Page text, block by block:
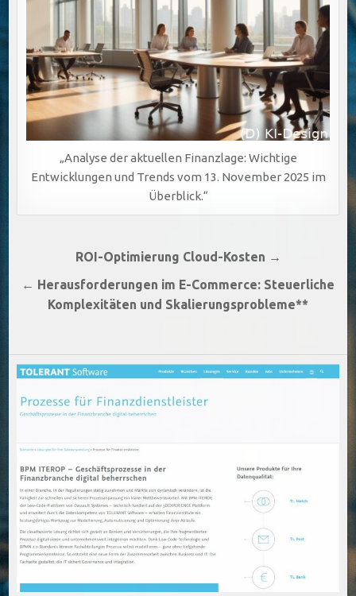
„Analyse der aktuellen Finanzlage: Wichtige
Entwicklungen und Trends vom 13. November 2025 im
Überblick.“
Beitragsnavigation
ROI-Optimierung Cloud-Kosten →
← Herausforderungen im E-Commerce: Steuerliche
Komplexitäten und Skalierungsprobleme**